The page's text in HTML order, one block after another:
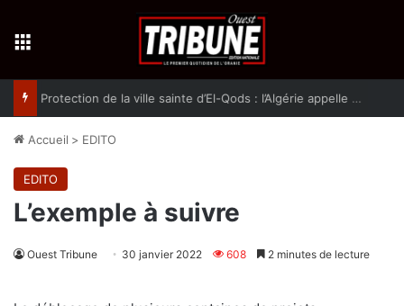
Protection de la ville sainte d’El-Qods : l’Algérie appelle à une action collective
Accueil > EDITO
EDITO
L’exemple à suivre
Ouest Tribune 30 janvier 2022 608 2 minutes de lecture